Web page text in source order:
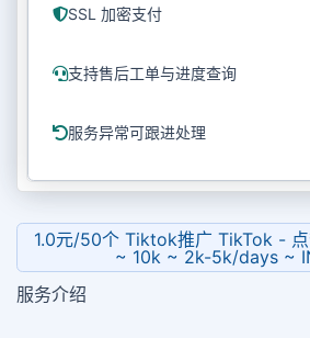
SSL 加密支付
支持售后工单与进度查询
服务异常可跟进处理
1.0元/50个 Tiktok推广 TikTok -
~ 10k ~ 2k-5k/days ~
服务介绍